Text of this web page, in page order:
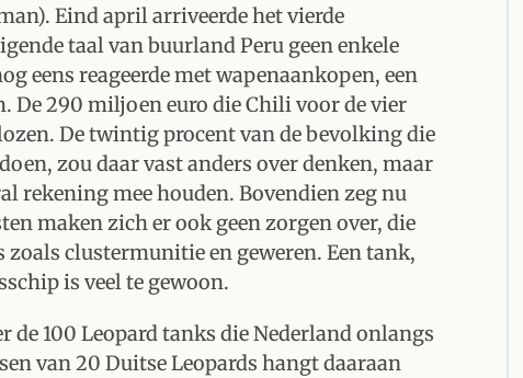
Eind april arriveerde het vierde
taal van buurland Peru geen enkele
eens reageerde met wapenaankopen, een
De 290 miljoen euro die Chili voor de vier
De twintig procent van de bevolking die
zou daar vast anders over denken, maar
rekening mee houden. Bovendien zeg nu
maken zich er ook geen zorgen over, die
clustermunitie en geweren. Een tank,
is veel te gewoon.
100 Leopard tanks die Nederland onlangs
van 20 Duitse Leopards hangt daaraan